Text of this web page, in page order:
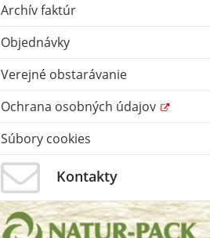
Archív faktúr
Objednávky
Verejné obstarávanie
Ochrana osobných údajov
Súbory cookies
Kontakty